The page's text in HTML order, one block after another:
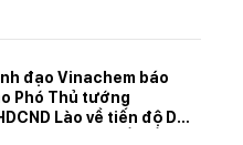
đạo Vinachem báo
Phó Thủ tướng
Lào về tiến độ Dự